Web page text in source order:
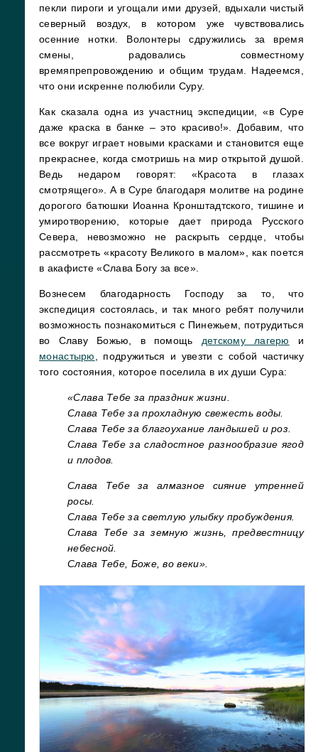
пекли пироги и угощали ими друзей, вдыхали чистый
северный воздух, в котором уже чувствовались
осенние нотки. Волонтеры сдружились за время
смены, радовались совместному
времяпрепровождению и общим трудам. Надеемся,
что они искренне полюбили Суру.
Как сказала одна из участниц экспедиции, «в Суре
даже краска в банке – это красиво!». Добавим, что
все вокруг играет новыми красками и становится еще
прекраснее, когда смотришь на мир открытой душой.
Ведь недаром говорят: «Красота в глазах
смотрящего». А в Суре благодаря молитве на родине
дорогого батюшки Иоанна Кронштадтского, тишине и
умиротворению, которые дает природа Русского
Севера, невозможно не раскрыть сердце, чтобы
рассмотреть «красоту Великого в малом», как поется
в акафисте «Слава Богу за все».
Вознесем благодарность Господу за то, что
экспедиция состоялась, и так много ребят получили
возможность познакомиться с Пинежьем, потрудиться
во Славу Божью, в помощь детскому лагерю
и
монастырю, подружиться и увезти с собой частичку
того состояния, которое поселила в их души Сура:
«Слава Тебе за праздник жизни.
Слава Тебе за прохладную свежесть воды.
Слава Тебе за благоухание ландышей и роз.
Слава Тебе за сладостное разнообразие ягод
и плодов.
Слава Тебе за алмазное сияние утренней
росы.
Слава Тебе за светлую улыбку пробуждения.
Слава Тебе за земную жизнь, предвестницу
небесной.
Слава Тебе, Боже, во веки».